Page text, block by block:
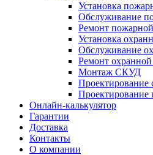
Установка
Обслуживание
Ремонт
Установка
Обслуживание
Ремонт
Монтаж СКУД
Проектирование
Проектирование
Онлайн-калькулятор
Гарантии
Доставка
Контакты
О компании